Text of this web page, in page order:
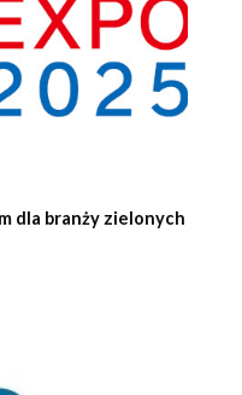
dla branży zielonych